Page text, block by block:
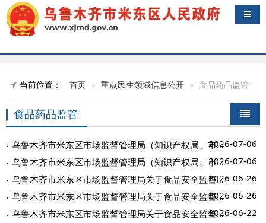
导航
当前位置： 首页 重点民生领域信息公开 食品药品监管
食品药品监管
2026-07-06
乌鲁木齐市米东区市场监督管理局（知识产权局、市场监管综合行政执法队）关于202...
2026-07-06
乌鲁木齐市米东区市场监督管理局（知识产权局、市场监管综合行政执法队）关于“你...
2026-06-26
乌鲁木齐市米东区市场监督管理局关于食品安全监督抽检中不合格食品核查处置情况的...
2026-06-26
乌鲁木齐市米东区市场监督管理局关于食品安全监督抽检中不合格食品风险控制情况的...
2026-06-22
乌鲁木齐市米东区市场监督管理局关于食品安全监督抽检中不合格食品核查处置情况的...